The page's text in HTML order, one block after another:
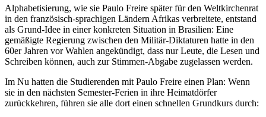
Alphabetisierung, wie sie Paulo Freire später für den Weltkirchenrat
in den französisch-sprachigen Ländern Afrikas verbreitete, entstand
als Grund-Idee in einer konkreten Situation in Brasilien: Eine
gemäßigte Regierung zwischen den Militär-Diktaturen hatte in den
60er Jahren vor Wahlen angekündigt, dass nur Leute, die Lesen und
Schreiben können, auch zur Stimmen-Abgabe zugelassen werden.
Im Nu hatten die Studierenden mit Paulo Freire einen Plan: Wenn
sie in den nächsten Semester-Ferien in ihre Heimatdörfer
zurückkehren, führen sie alle dort einen schnellen Grundkurs durch: